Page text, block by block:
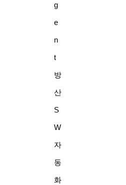
g
e
n
t
방
산
S
W
자
동
화